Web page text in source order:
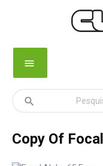
menu
search
Copy Of